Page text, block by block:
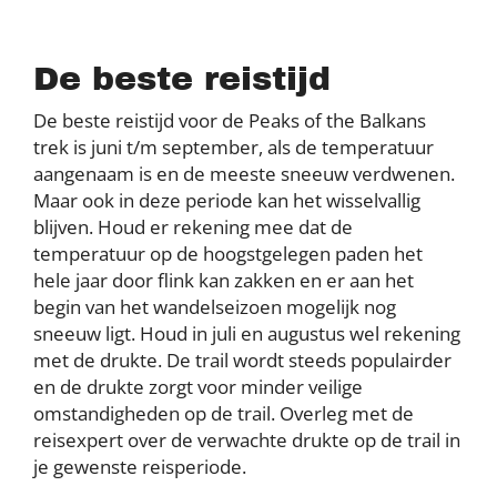
De beste reistijd
De beste reistijd voor de Peaks of the Balkans
trek is juni t/m september, als de temperatuur
aangenaam is en de meeste sneeuw verdwenen.
Maar ook in deze periode kan het wisselvallig
blijven. Houd er rekening mee dat de
temperatuur op de hoogstgelegen paden het
hele jaar door flink kan zakken en er aan het
begin van het wandelseizoen mogelijk nog
sneeuw ligt. Houd in juli en augustus wel rekening
met de drukte. De trail wordt steeds populairder
en de drukte zorgt voor minder veilige
omstandigheden op de trail. Overleg met de
reisexpert over de verwachte drukte op de trail in
je gewenste reisperiode.